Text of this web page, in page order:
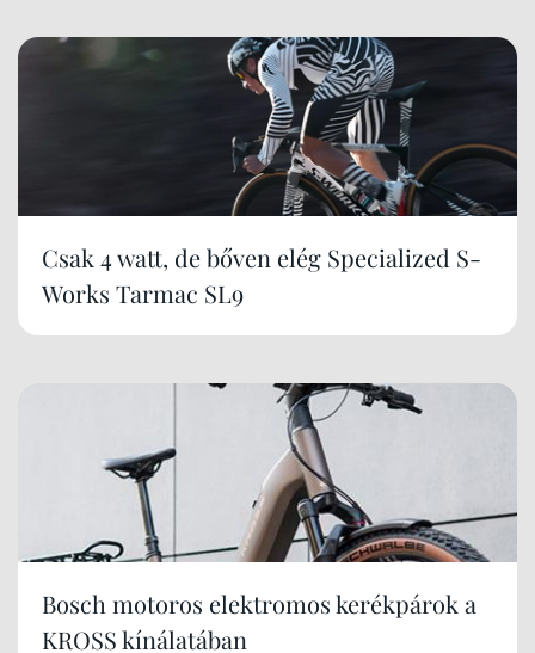
Csak 4 watt, de bőven elég Specialized S-
Works Tarmac SL9
Bosch motoros elektromos kerékpárok a
KROSS kínálatában